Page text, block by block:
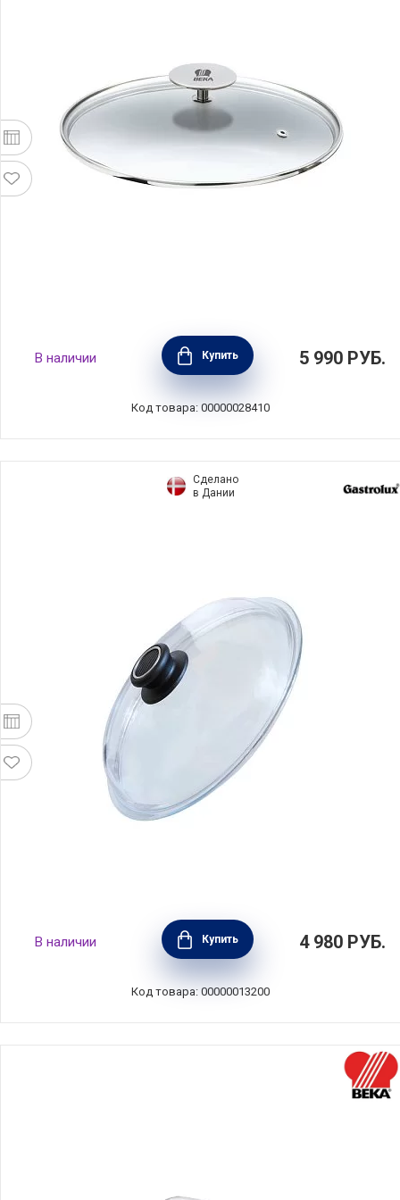
Крышка Kitchen Aids 30 см, стекло, BEKA,
Бельгия, 16409304
В наличии Купить 5 990 РУБ.
Код товара: 00000028410
Сделано
в Дании
Крышка стеклянная 20 см Gastrolux, Дания,
GAS20-0
В наличии Купить 4 980 РУБ.
Код товара: 00000013200